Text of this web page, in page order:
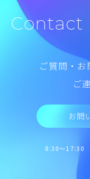
Contact
ご質問・
ご
お問
8:30～17:30